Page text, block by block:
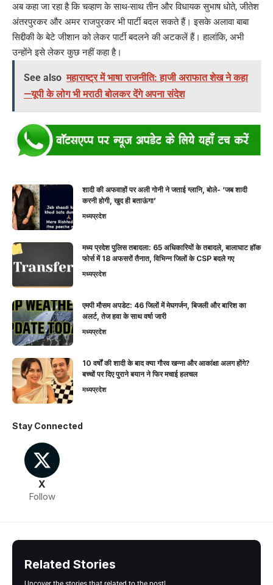
अब कहा जा रहा है कि चव्हाण के साथ-साथ तीन और विधायक सुभाष धोते, जीतेश
अंतरपुरकर और अमर राजपुरकर भी पार्टी बदल सकते हैं। इसके अलावा बाबा
सिद्दीकी के बेटे जीशान को लेकर पार्टी बदलने की अटकलें हैं। हालांकि, अभी
उन्होंने इसे लेकर कुछ नहीं कहा है।
See also महाराष्ट्र में भाषा राजनीति: हाजी अराफात शेख ने कहा
—यूपी के लोग भी मराठी बोलकर देंगे अपना संदेश
शादी की अफवाहों पर अली गोनी ने जताई ग्लानि, बोले- ‘जब शादी
करनी होगी, खुद ही बताऊंगा’
मध्यप्रदेश
मध्य प्रदेश पुलिस तबादला: 65 अधिकारियों के तबादले, बालाघाट हॉक
फोर्स में 18 अफसरों तैनात, विभिन्न जिलों के CSP बदले गए
मध्यप्रदेश
एमपी मौसम अपडेट: 46 जिलों में मेघगर्जन, बिजली और बारिश का
अलर्ट, तेज हवा के साथ वर्षा जारी
मध्यप्रदेश
10 वर्षों की शादी के बाद क्या गौरव खन्ना और आकांक्षा अलग होंगे?
बच्चों पर दिए पुराने बयान ने फिर मचाई हलचल
मध्यप्रदेश
Stay Connected
X
Follow
Related Stories